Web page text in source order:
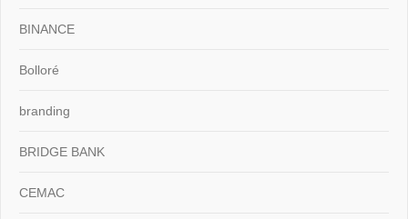
BINANCE
Bolloré
branding
BRIDGE BANK
CEMAC